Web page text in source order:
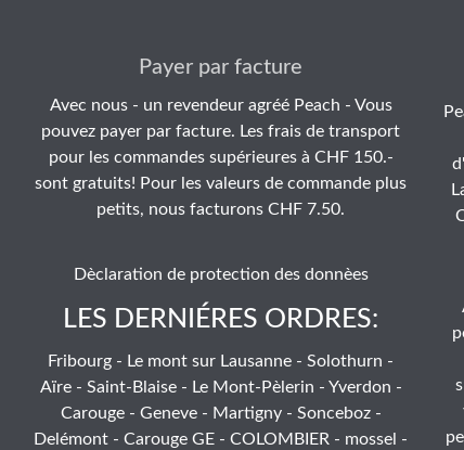
Payer par facture
Avec nous - un revendeur agréé Peach - Vous
pouvez payer par facture. Les frais de transport
pour les commandes supérieures à CHF 150.-
sont gratuits! Pour les valeurs de commande plus
petits, nous facturons CHF 7.50.
Dèclaration de protection des donnèes
LES DERNIÉRES ORDRES:
Fribourg - Le mont sur Lausanne - Solothurn -
Aïre - Saint-Blaise - Le Mont-Pèlerin - Yverdon -
Carouge - Geneve - Martigny - Sonceboz -
Delémont - Carouge GE - COLOMBIER - mossel -